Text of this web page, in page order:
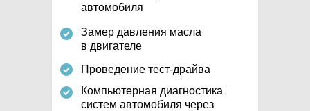
автомобиля
Замер давления масла
в двигателе
Проведение тест-драйва
Компьютерная диагностика
систем автомобиля через